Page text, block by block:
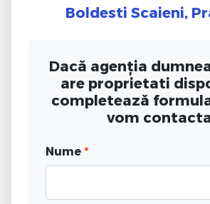
Boldesti Scaieni,
Dacă agenția
are proprietati
completează
vom
Nume *